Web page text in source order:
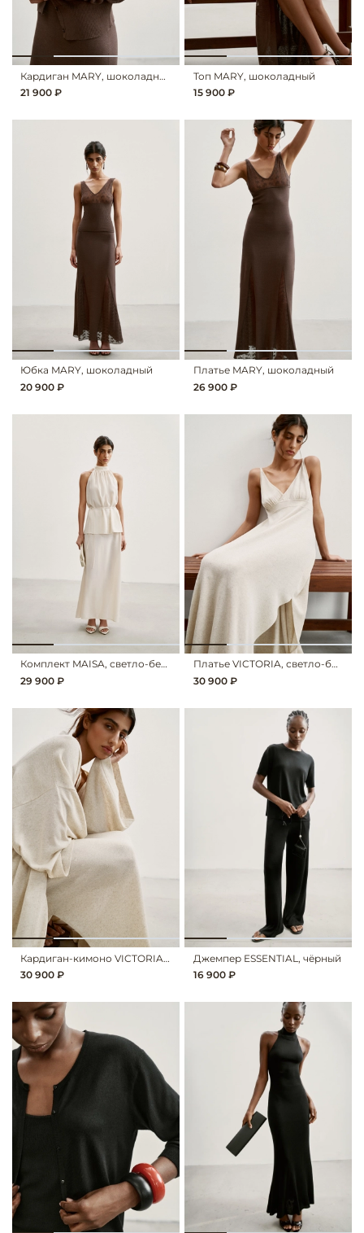
Кардиган MARY, шоколадный
21 900 ₽
Топ MARY, шоколадный
15 900 ₽
Юбка MARY, шоколадный
20 900 ₽
Платье MARY, шоколадный
26 900 ₽
Комплект MAISA, светло-бежевый
29 900 ₽
Платье VICTORIA, светло-бежевый
30 900 ₽
Кардиган-кимоно VICTORIA, светло-бежевый
30 900 ₽
Джемпер ESSENTIAL, чёрный
16 900 ₽